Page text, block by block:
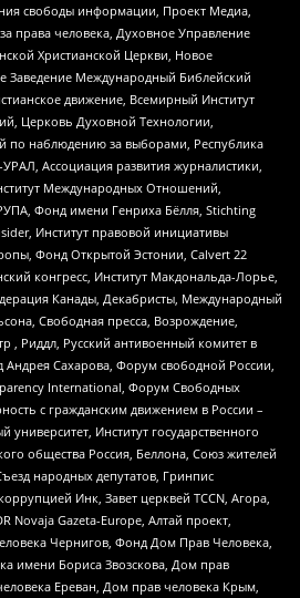
свободы информации, Проект Медиа,
права человека, Духовное Управление
Христианской Церкви, Новое
Заведение Международный Библейский
движение, Всемирный Институт
Церковь Духовной Технологии,
по наблюдению за выборами, Республика
Ассоциация развития журналистики,
Международных Отношений,
Фонд имени Генриха Бёлля, Stichting
Институт правовой инициативы
Фонд Открытой Эстонии, Calvert 22
конгресс, Институт Макдональда-Лорье,
Канады, Декабристы, Международный
Свободная пресса, Возрождение,
, Риддл, Русский антивоенный комитет в
Сахарова, Форум свободной России,
International, Форум Свободных
с гражданским движением в России –
Институт государственного
общества Россия, Беллона, Союз жителей
народных депутатов, Гринпис
Инк, Завет церквей TCCN, Агора,
Gazeta-Europe, Алтай проект,
Чернигов, Фонд Дом Прав Человека,
имени Бориса Звозскова, Дом прав
Ереван, Дом прав человека Крым,